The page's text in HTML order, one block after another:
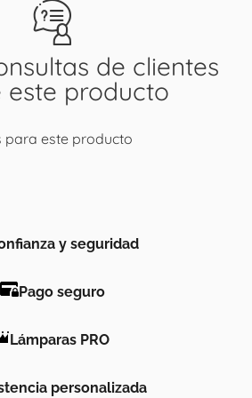
de clientes
este producto
para este producto
y seguridad
Pago seguro
Lámparas PRO
personalizada